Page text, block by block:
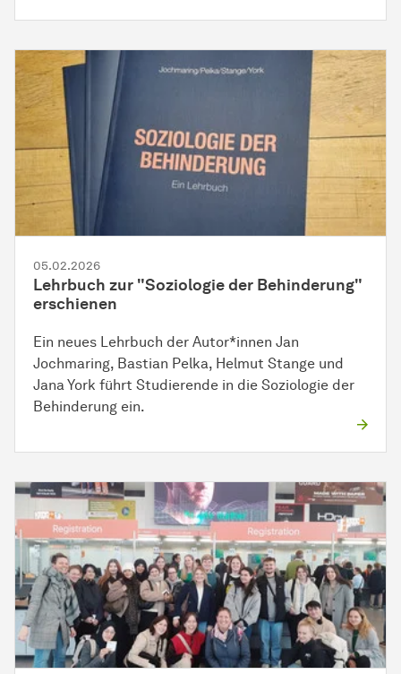
05.02.2026
Lehrbuch zur "Soziologie der Behinderung"
erschienen
Ein neues Lehrbuch der Autor*innen Jan
Jochmaring, Bastian Pelka, Helmut Stange und
Jana York führt Studierende in die Soziologie der
Behinderung ein.